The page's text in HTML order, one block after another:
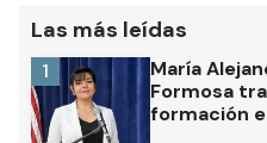
Las más leídas
María
Formosa
formación
1